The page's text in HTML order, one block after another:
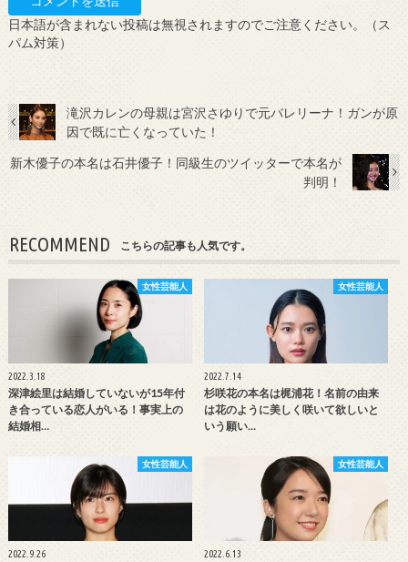
日本語が含まれない投稿は無視されますのでご注意ください。（ス
パム対策）
滝沢カレンの母親は宮沢さゆりで元バレリーナ！ガンが原
因で既に亡くなっていた！
新木優子の本名は石井優子！同級生のツイッターで本名が
判明！
RECOMMEND こちらの記事も人気です。
女性芸能人
2022.3.18
深津絵里は結婚していないが15年付
き合っている恋人がいる！事実上の
結婚相…
女性芸能人
2022.7.14
杉咲花の本名は梶浦花！名前の由来
は花のように美しく咲いて欲しいと
いう願い…
女性芸能人
2022.9.26
女性芸能人
2022.6.13